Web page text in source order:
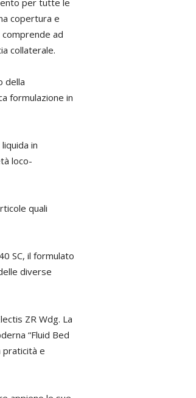
per tutte le
copertura e
ad
collaterale.
della
formulazione in
in
loco-
quali
SC, il formulato
diverse
ZR Wdg. La
“Fluid Bed
praticità e